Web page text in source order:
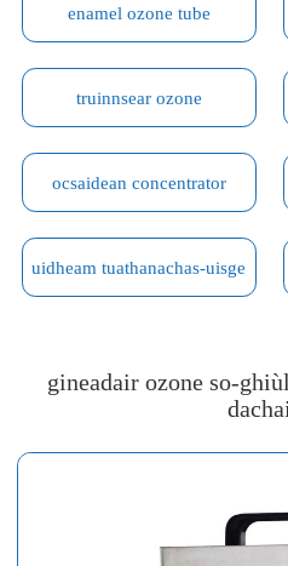
enamel ozone tube
truinnsear ozone
ocsaidean concentrator
uidheam tuathanachas-uisge
gineadair ozone so-